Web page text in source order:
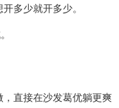
多少就开多少。
直接在沙发葛优躺更爽